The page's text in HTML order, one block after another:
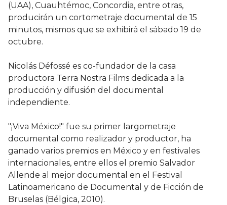
(UAA), Cuauhtémoc, Concordia, entre otras,
producirán un cortometraje documental de 15
minutos, mismos que se exhibirá el sábado 19 de
octubre.
Nicolás Défossé es co-fundador de la casa
productora Terra Nostra Films dedicada a la
producción y difusión del documental
independiente.
"¡Viva México!" fue su primer largometraje
documental como realizador y productor, ha
ganado varios premios en México y en festivales
internacionales, entre ellos el premio Salvador
Allende al mejor documental en el Festival
Latinoamericano de Documental y de Ficción de
Bruselas (Bélgica, 2010).